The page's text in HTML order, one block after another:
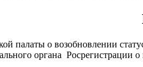
палаты о возобновлении
органа Росрегистрации